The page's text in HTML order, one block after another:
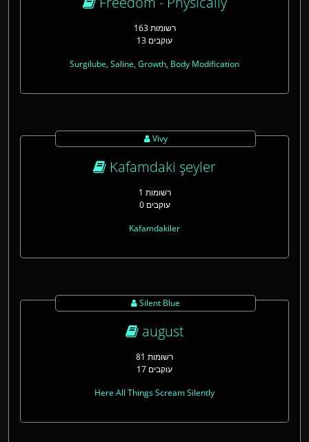
163 רשומות
13 עוקבים
Surgilube, Saline, Growth, Body Modification
Vivy
Kafamdaki şeyler
1 רשומות
0 עוקבים
Kafamdakiler
Silent Blue
august
81 רשומות
17 עוקבים
Here All Things Scream Silently